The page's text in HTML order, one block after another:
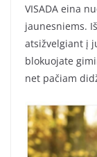
VISADA eina
jaunesniems.
atsižvelgiant į
blokuojate
net pačiam